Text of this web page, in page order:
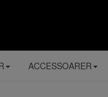
ACCESSOARER